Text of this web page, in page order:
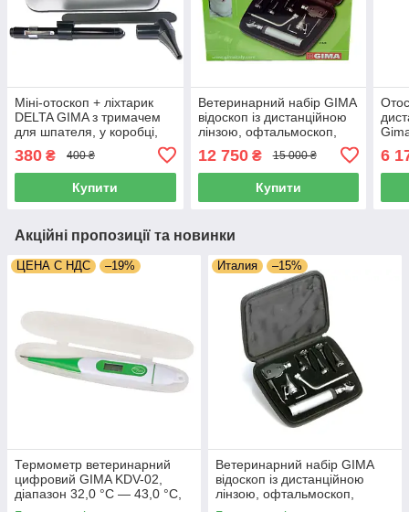
Міні-отоскоп + ліхтарик
DELTA GIMA з тримачем
для шпателя, у коробці,
380 ₴ 400 ₴
Купити
Ветеринарний набір GIMA
відоскоп із дистанційною
лінзою, офтальмоскоп,
12 750₴ 15 000 ₴
Купити
6
Акційні пропозиції та новинки
ЦЕНА С НДС –19%
Термометр ветеринарний
цифровий GIMA KDV-02,
діапазон 32,0 °C — 43,0 °C,
Італія
Италия –15%
Ветеринарний набір GIMA
відоскоп із дистанційною
лінзою, офтальмоскоп,
риноскоп, Італія